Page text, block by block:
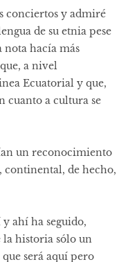
conciertos y admiré
de su etnia pese
nota hacía más
a nivel
Ecuatorial y que,
cuanto a cultura se
un reconocimiento
continental, de hecho,
ahí ha seguido,
la historia sólo un
será aquí pero